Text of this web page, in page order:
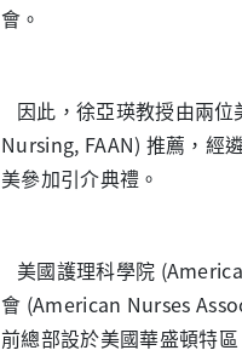
會。
因此，徐亞瑛教授由兩
Nursing, FAAN) 推薦，經
美參加引介典禮。
美國護理科學院
會 (American Nurses
前總部設於美國華盛頓特